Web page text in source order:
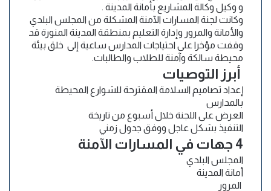
و وكيل وكالة المشاريع بأمانة المدينة .
وكانت لجنة المسارات الآمنة المشكلة من المجلس البلدي
والأمانة والمرور وإدارة التعليم بمنطقة المدينة المنورة قد
وقفت مؤخرا على احتياجات المدارس ساعية إلى خلق بيئة
محيطة سالكة وآمنة للطلاب والطالبات.
أبرز التوصيات
إعداد تصاميم السلامة المقترحة للشوارع المحيطة
بالمدارس
العرض على اللجنة خلال أسبوع من تاريخة
التنفيذ بشكل عاجل ووفق جدول زمني
4 جهات في المسارات الآمنة
المجلس البلدي
أمانة المدينة
المرور